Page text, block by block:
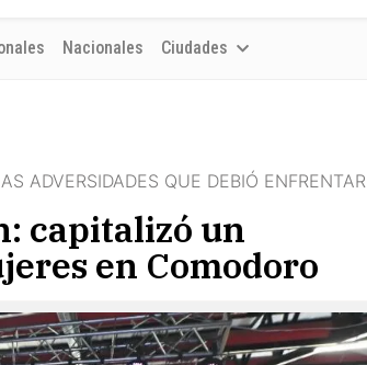
Nacionales Ciudades
ADVERSIDADES QUE DEBIÓ ENFRENTAR
capitalizó un
en Comodoro